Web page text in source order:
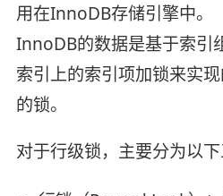
用在InnoDB存储引擎中。
InnoDB的数据是基于索引
索引上的索引项加锁来实
的锁。
对于行级锁，主要分为以下